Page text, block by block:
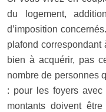
du logement,
d’imposition
plafond correspondant
bien à acquérir, pas
nombre de personnes
: pour les foyers avec
montants doivent